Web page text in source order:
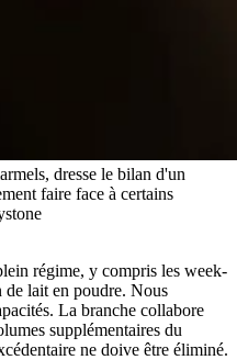
dresse le bilan d'un
faire face à certains
régime, y compris les week-
de lait en poudre. Nous
La branche collabore
supplémentaires du
ne doive être éliminé.